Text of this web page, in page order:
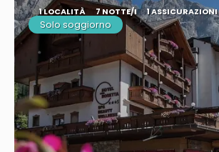
1 LOCALITÀ 7 NOTTE/I 1 ASSICURAZIONI
Solo soggiorno